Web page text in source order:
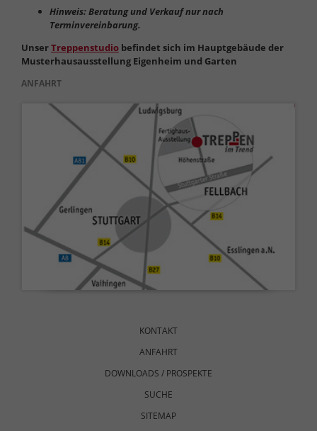
Hinweis: Beratung und Verkauf nur nach
Terminvereinbarung.
UnserTreppenstudiobefindet sich im Hauptgebäude der
Musterhausausstellung Eigenheim und Garten
ANFAHRT
KONTAKT
ANFAHRT
DOWNLOADS / PROSPEKTE
SUCHE
SITEMAP